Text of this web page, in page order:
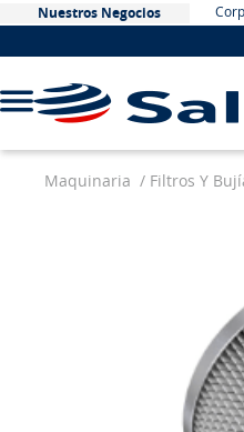
Nuestros Negocios
Maquinaria Filtros Y